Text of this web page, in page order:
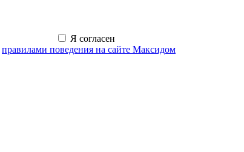
Я согласен
правилами поведения на сайте Максидом